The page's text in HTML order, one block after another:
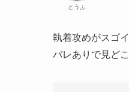
とうふ
執着攻めがスゴ
バレありで見ど